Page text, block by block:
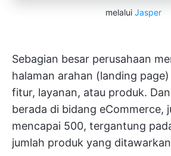
melalui Jasper
Sebagian besar perusahaan
halaman arahan (landing
fitur, layanan, atau produk.
berada di bidang eCommerce,
mencapai 500, tergantung
jumlah produk yang